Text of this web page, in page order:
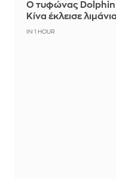
Ο τυφώνας Dolphin
Κίνα έκλεισε λιμάνια
IN 1 HOUR